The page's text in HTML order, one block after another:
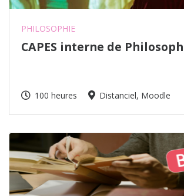
PHILOSOPHIE
CAPES interne de
100 heures Distanciel, Moodle